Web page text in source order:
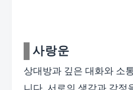
사랑운
상대방과 깊은 대화와 소